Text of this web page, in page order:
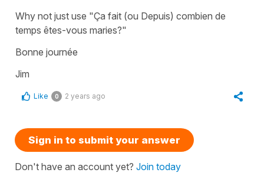
Why not just use "Ça fait (ou Depuis) combien de
temps êtes-vous maries?"
Bonne journée
Jim
Like 0 2 years ago
Sign in to submit your answer
Don't have an account yet? Join today